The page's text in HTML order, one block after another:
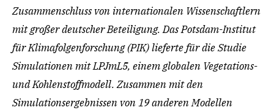
Zusammenschluss von internationalen Wissenschaftlern
mit großer deutscher Beteiligung. Das Potsdam-Institut
für Klimafolgenforschung (PIK) lieferte für die Studie
Simulationen mit LPJmL5, einem globalen Vegetations-
und Kohlenstoffmodell. Zusammen mit den
Simulationsergebnissen von 19 anderen Modellen